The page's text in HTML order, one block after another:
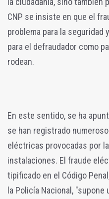
CNP se insiste en que el
problema para la seguridad
para el defraudador como
rodean.
En este sentido, se ha
se han registrado
eléctricas provocadas por
instalaciones. El fraude
tipificado en el Código
la Policía Nacional,